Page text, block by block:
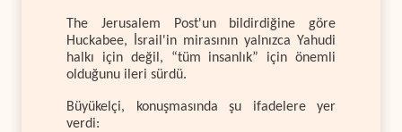
The Jerusalem Post'un bildirdiğine göre
Huckabee, İsrail'in mirasının yalnızca Yahudi
halkı için değil, “tüm insanlık” için önemli
olduğunu ileri sürdü.
Büyükelçi, konuşmasında şu ifadelere yer
verdi: